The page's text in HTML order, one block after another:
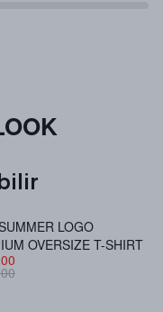
LOGO
OVERSIZE T-SHIRT